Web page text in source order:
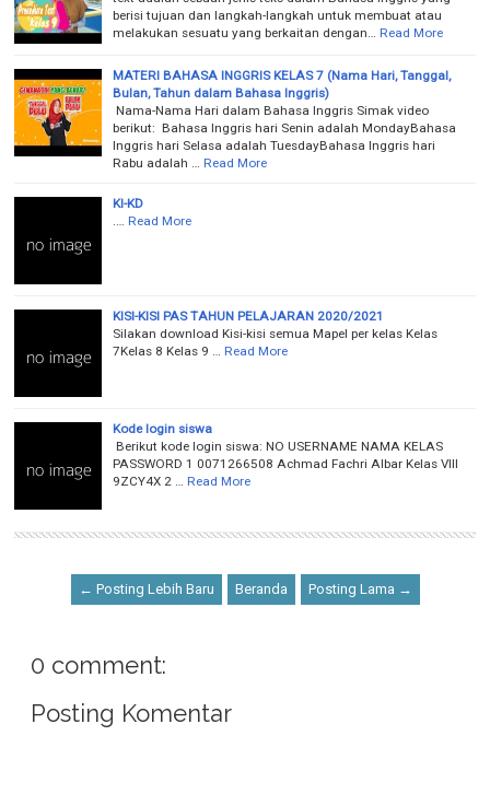
berisi tujuan dan langkah-langkah untuk membuat atau
melakukan sesuatu yang berkaitan dengan…
Read More
MATERI BAHASA INGGRIS KELAS 7 (Nama Hari, Tanggal,
Bulan, Tahun dalam Bahasa Inggris)
Nama-Nama Hari dalam Bahasa Inggris Simak video
berikut: Bahasa Inggris hari Senin adalah MondayBahasa
Inggris hari Selasa adalah TuesdayBahasa Inggris hari
Rabu adalah …
Read More
KI-KD
Read More
KISI-KISI PAS TAHUN PELAJARAN 2020/2021
Silakan download Kisi-kisi semua Mapel per kelas Kelas
7Kelas 8 Kelas 9 …
Read More
Kode login siswa
Berikut kode login siswa: NO USERNAME NAMA KELAS
PASSWORD 1 0071266508 Achmad Fachri Albar Kelas VIII
9ZCY4X 2 …
Read More
← Posting Lebih Baru Beranda Posting Lama →
0 comment:
Posting Komentar